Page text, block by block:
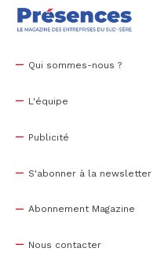
Qui sommes-nous ?
L'équipe
Publicité
S'abonner à la newsletter
Abonnement Magazine
Nous contacter